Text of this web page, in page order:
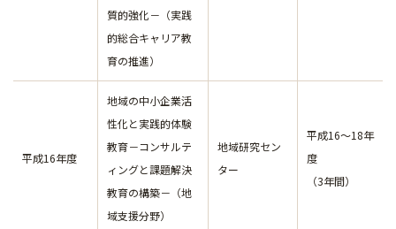
質的強化－（実践
的総合キャリア教
育の推進）
平成16年度
地域の中小企業活
性化と実践的体験
教育－コンサルテ
ィングと課題解決
教育の構築－（地
域支援分野）
地域研究セン
ター
平成16～18年
度
（3年間）